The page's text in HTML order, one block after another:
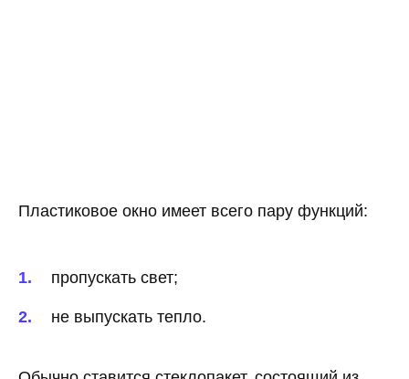
Пластиковое окно имеет всего пару функций:
пропускать свет;
не выпускать тепло.